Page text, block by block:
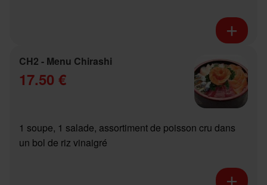
CH2 - Menu Chirashi
17.50 €
1 soupe, 1 salade, assortiment de poisson cru dans
un bol de riz vinaigré